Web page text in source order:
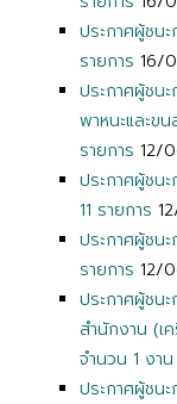
ประกาศผู้ชน
รายการ 16/
ประกาศผู้ชน
พาหนะและข
รายการ 12/
ประกาศผู้ชน
11 รายการ
ประกาศผู้ชน
รายการ 12/
ประกาศผู้ชน
สำนักงาน (เ
จำนวน 1 งาน
ประกาศผู้ชน